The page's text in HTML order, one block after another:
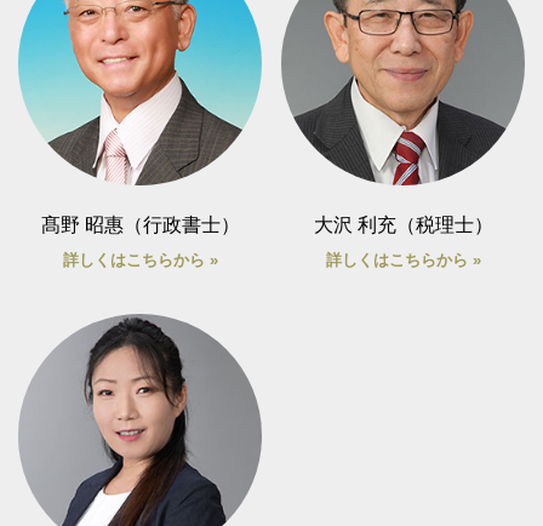
髙野 昭惠（行政書士）
詳しくはこちらから »
大沢 利充（税理士）
詳しくはこちらから »